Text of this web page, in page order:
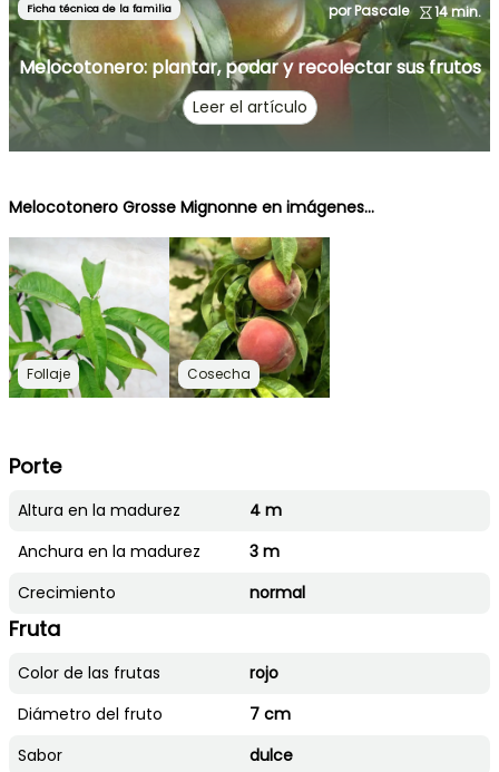
Ficha técnica de la familia por Pascale 14 min.
Melocotonero: plantar, podar y recolectar sus frutos
Leer el artículo
Melocotonero Grosse Mignonne en imágenes...
Follaje Cosecha
Porte
Altura en la madurez
4 m
Anchura en la madurez
3 m
Crecimiento
normal
Fruta
Color de las frutas
rojo
Diámetro del fruto
7 cm
Sabor
dulce